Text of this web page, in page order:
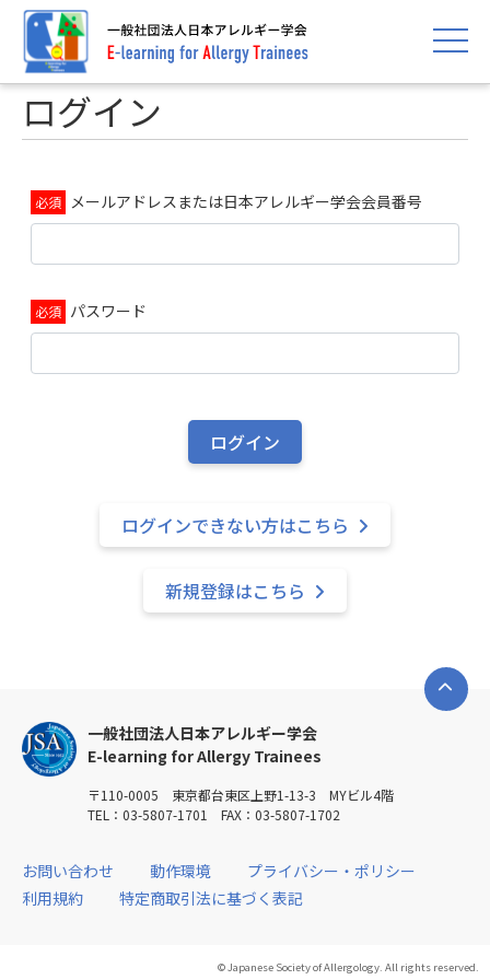
toggle
ログイン
メールアドレスまたは日本アレルギー学会会員番号
パスワード
ログイン
ログインできない方はこちら
新規登録はこちら
一般社団法人日本アレルギー学会
E-learning for Allergy Trainees
〒110-0005 東京都台東区上野1-13-3 MYビル4階
TEL：03-5807-1701 FAX：03-5807-1702
お問い合わせ 動作環境
プライバシー・ポリシー
利用規約
特定商取引法に基づく表記
© Japanese Society of Allergology. All rights reserved.